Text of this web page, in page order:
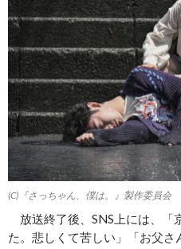
(C)『さっちゃん、僕は。』製作委員会
放送終了後、SNS上には、「
た。悲しくて苦しい」「お父さ